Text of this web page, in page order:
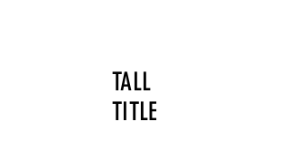
TALL
TITLE